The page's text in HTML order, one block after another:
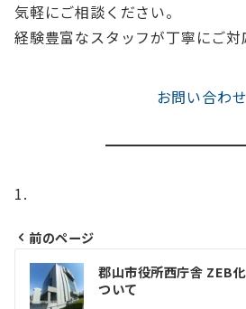
気軽にご相談ください。
経験豊富なスタッフが丁寧にご対
お問い合わせ
投
稿
前のページ
郡山市役所西庁舎 ZEB
ついて